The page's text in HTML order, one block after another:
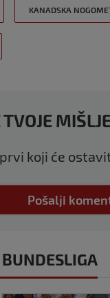
KANADSKA
koji će
Pošalji